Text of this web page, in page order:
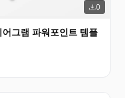
0
그램 파워포인트 템플